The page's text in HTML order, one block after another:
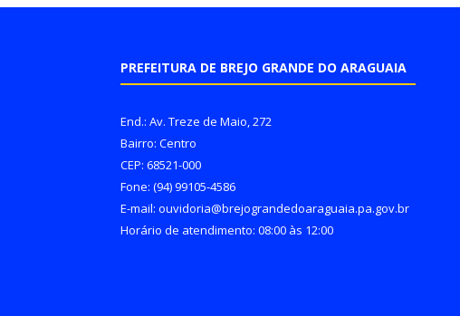
PREFEITURA DE BREJO GRANDE DO ARAGUAIA
End.: Av. Treze de Maio, 272
Bairro: Centro
CEP: 68521-000
Fone: (94) 99105-4586
E-mail: ouvidoria@brejograndedoaraguaia.pa.gov.br
Horário de atendimento: 08:00 às 12:00